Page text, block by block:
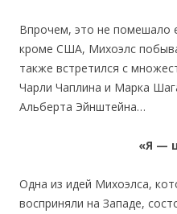
Впрочем, это не помешало
кроме США, Михоэлс
также встретился с
Чарли Чаплина и Марка
Альберта Эйнштейна…
«Я —
Одна из идей Михоэлса,
восприняли на Западе,